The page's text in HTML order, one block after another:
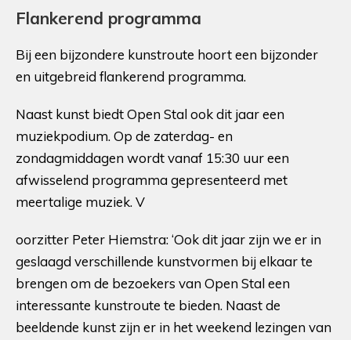
Flankerend programma
Bij een bijzondere kunstroute hoort een bijzonder
en uitgebreid flankerend programma.
Naast kunst biedt Open Stal ook dit jaar een
muziekpodium. Op de zaterdag- en
zondagmiddagen wordt vanaf 15:30 uur een
afwisselend programma gepresenteerd met
meertalige muziek. V
oorzitter Peter Hiemstra: ‘Ook dit jaar zijn we er in
geslaagd verschillende kunstvormen bij elkaar te
brengen om de bezoekers van Open Stal een
interessante kunstroute te bieden. Naast de
beeldende kunst zijn er in het weekend lezingen van